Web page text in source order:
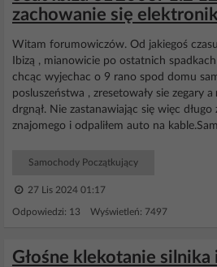
zachowanie się
Witam forumowiczów. Od jakiegoś
Ibizą , mianowicie po ostatnich
chcąc wyjechac o 9 rano spod domu
posluszeństwa , zresetowały sie zegary a
drgnął. Nie zastanawiając się więc długo
znajomego i odpaliłem auto na
Samochody Początkujący
27 Lis 2024 01:17
Odpowiedzi: 13 Wyświetleń: 7497
Głośne klekotanie silnika